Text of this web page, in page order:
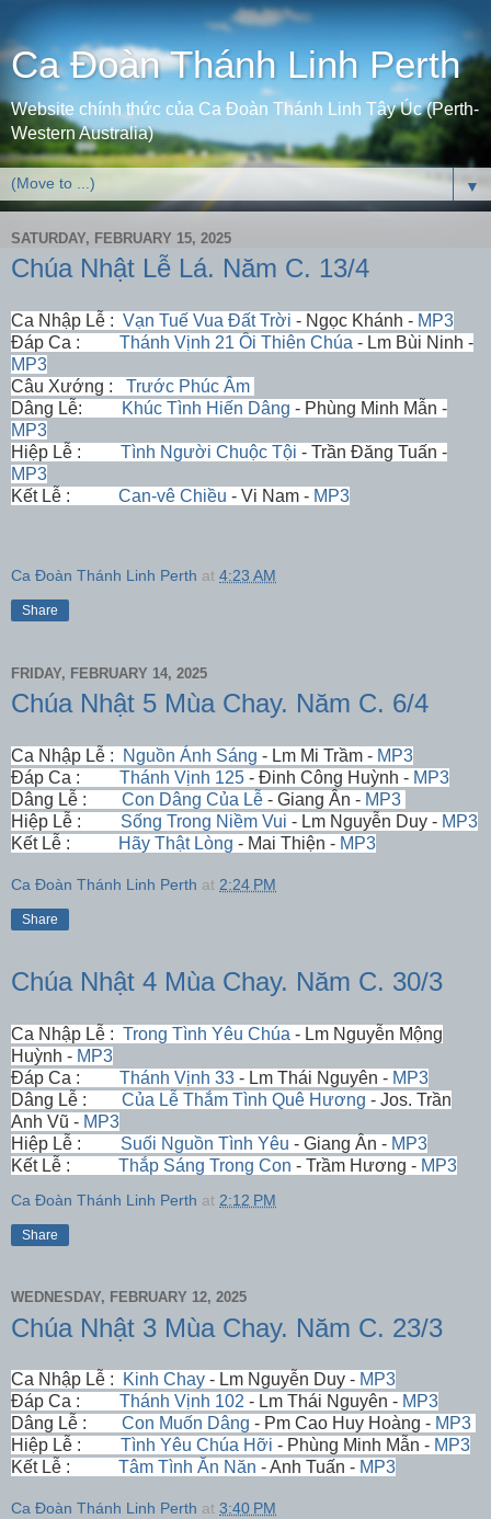
Ca Đoàn Thánh Linh Perth
Website chính thức của Ca Đoàn Thánh Linh Tây Úc (Perth-
Western Australia)
▼
SATURDAY, FEBRUARY 15, 2025
Chúa Nhật Lễ Lá. Năm C. 13/4
Ca Nhập Lễ : Vạn Tuế Vua Đất Trời - Ngọc Khánh - MP3
Đáp Ca :
Thánh Vịnh 21 Ôi Thiên Chúa - Lm Bùi Ninh -
MP3
Câu Xướng : Trước Phúc Âm
Dâng Lễ:
Khúc Tình Hiến Dâng - Phùng Minh Mẫn -
MP3
Hiệp Lễ : Tình Người Chuộc Tội - Trần Đăng Tuấn -
MP3
Kết Lễ :
Can-vê Chiều - Vi Nam - MP3
Ca Đoàn Thánh Linh Perth at 4:23 AM
Share
FRIDAY, FEBRUARY 14, 2025
Chúa Nhật 5 Mùa Chay. Năm C. 6/4
Ca Nhập Lễ : Nguồn Ánh Sáng - Lm Mi Trầm - MP3
Đáp Ca :
Thánh Vịnh 125 - Đinh Công Huỳnh - MP3
Dâng Lễ : Con Dâng Của Lễ - Giang Ân - MP3
Hiệp Lễ : Sống Trong Niềm Vui - Lm Nguyễn Duy - MP3
Kết Lễ :
Hãy Thật Lòng - Mai Thiện - MP3
Ca Đoàn Thánh Linh Perth at 2:24 PM
Share
Chúa Nhật 4 Mùa Chay. Năm C. 30/3
Ca Nhập Lễ : Trong Tình Yêu Chúa - Lm Nguyễn Mộng
Huỳnh - MP3
Đáp Ca :
Thánh Vịnh 33 - Lm Thái Nguyên - MP3
Dâng Lễ : Của Lễ Thắm Tình Quê Hương - Jos. Trần
Anh Vũ - MP3
Hiệp Lễ : Suối Nguồn Tình Yêu - Giang Ân - MP3
Kết Lễ : Thắp Sáng Trong Con - Trầm Hương - MP3
Ca Đoàn Thánh Linh Perth at 2:12 PM
Share
WEDNESDAY, FEBRUARY 12, 2025
Chúa Nhật 3 Mùa Chay. Năm C. 23/3
Ca Nhập Lễ : Kinh Chay - Lm Nguyễn Duy - MP3
Đáp Ca :
Thánh Vịnh 102 - Lm Thái Nguyên - MP3
Dâng Lễ : Con Muốn Dâng - Pm Cao Huy Hoàng - MP3
Hiệp Lễ : Tình Yêu Chúa Hỡi - Phùng Minh Mẫn - MP3
Kết Lễ : Tâm Tình Ăn Năn - Anh Tuấn - MP3
Ca Đoàn Thánh Linh Perth at 3:40 PM